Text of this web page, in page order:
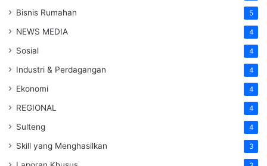
Bisnis Rumahan 5
NEWS MEDIA 4
Sosial 4
Industri & Perdagangan 4
Ekonomi 4
REGIONAL 4
Sulteng 4
Skill yang Menghasilkan 3